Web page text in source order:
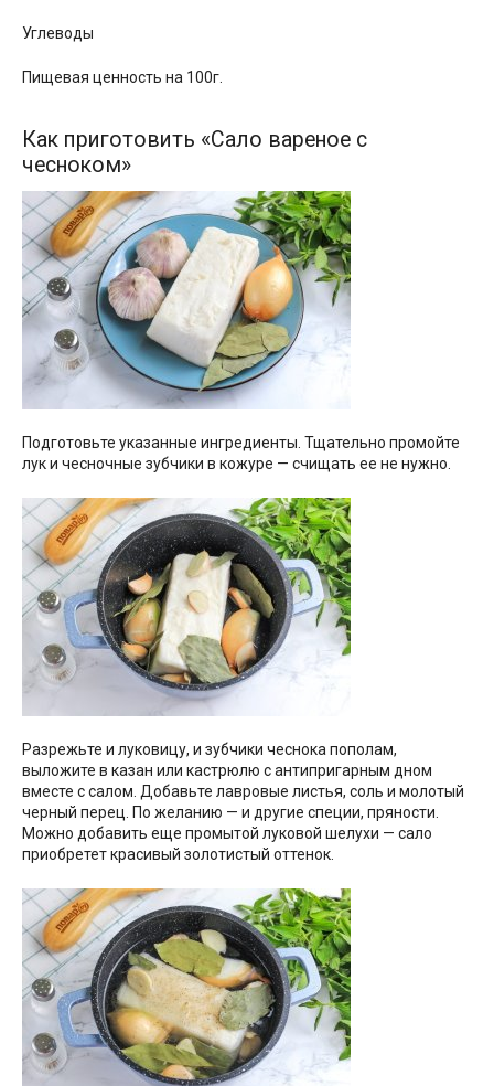
Углеводы
Пищевая ценность на 100г.
Как приготовить «Сало вареное с
чесноком»
Подготовьте указанные ингредиенты. Тщательно промойте
лук и чесночные зубчики в кожуре — счищать ее не нужно.
Разрежьте и луковицу, и зубчики чеснока пополам,
выложите в казан или кастрюлю с антипригарным дном
вместе с салом. Добавьте лавровые листья, соль и молотый
черный перец. По желанию — и другие специи, пряности.
Можно добавить еще промытой луковой шелухи — сало
приобретет красивый золотистый оттенок.